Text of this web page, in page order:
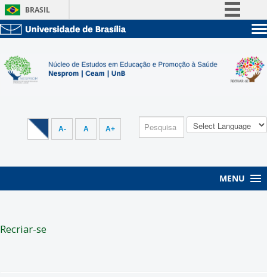
BRASIL
Participe
Canais
Unidades acadêmicas
Estude na UnB
Graduação
A- A A+
MENU
Recriar-se